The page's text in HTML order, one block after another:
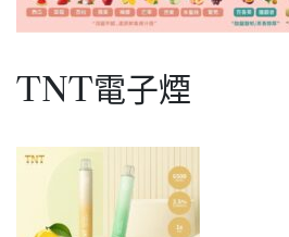
適
RELX
一
TNT電子煙